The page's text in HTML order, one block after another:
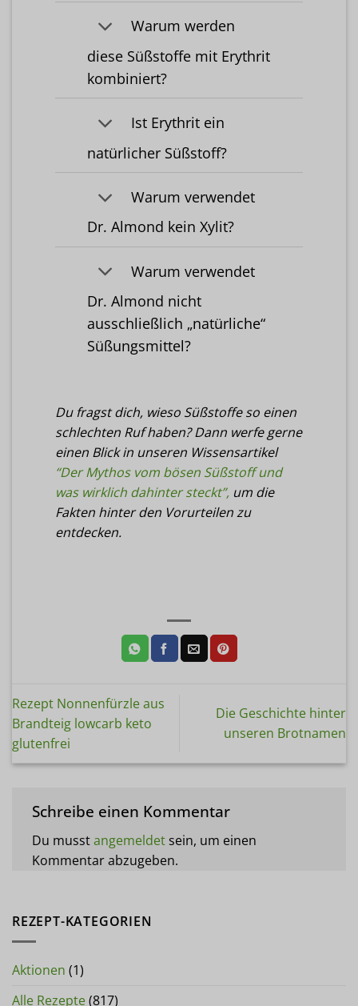
Warum werden
diese Süßstoffe mit Erythrit
kombiniert?
Ist Erythrit ein
natürlicher Süßstoff?
Warum verwendet
Dr. Almond kein Xylit?
Warum verwendet
Dr. Almond nicht
ausschließlich „natürliche“
Süßungsmittel?
Du fragst dich, wieso Süßstoffe so einen
schlechten Ruf haben? Dann werfe gerne
einen Blick in unseren Wissensartikel
“Der Mythos vom bösen Süßstoff und
was wirklich dahinter steckt”, um die
Fakten hinter den Vorurteilen zu
entdecken.
Rezept Nonnenfürzle aus
Brandteig lowcarb keto
glutenfrei
Die Geschichte hinter
unseren Brotnamen
Schreibe einen Kommentar
Du musstangemeldetsein, um einen
Kommentar abzugeben.
REZEPT-KATEGORIEN
Aktionen (1)
Alle Rezepte(817)